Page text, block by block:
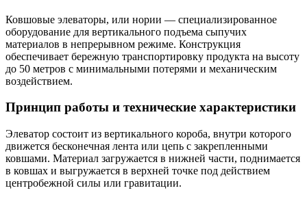
Ковшовые элеваторы, или нории — специализированное
оборудование для вертикального подъема сыпучих
материалов в непрерывном режиме. Конструкция
обеспечивает бережную транспортировку продукта на высоту
до 50 метров с минимальными потерями и механическим
воздействием.
Принцип работы и технические характеристики
Элеватор состоит из вертикального короба, внутри которого
движется бесконечная лента или цепь с закрепленными
ковшами. Материал загружается в нижней части, поднимается
в ковшах и выгружается в верхней точке под действием
центробежной силы или гравитации.